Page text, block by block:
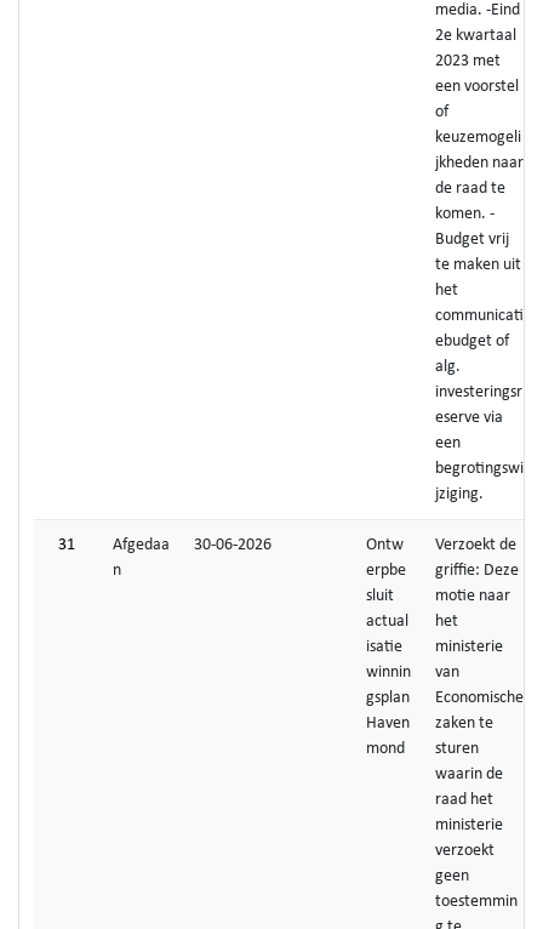
media. -Eind
2e kwartaal
2023 met
een voorstel
of
keuzemogeli
jkheden naar
de raad te
komen. -
Budget vrij
te maken uit
het
communicati
ebudget of
alg.
investeringsr
eserve via
een
begrotingswi
jziging.
31
Afgedaa
n
30-06-2026
Ontw
erpbe
sluit
actual
isatie
winnin
gsplan
Haven
mond
Verzoekt de
griffie: Deze
motie naar
het
ministerie
van
Economische
zaken te
sturen
waarin de
raad het
ministerie
verzoekt
geen
toestemmin